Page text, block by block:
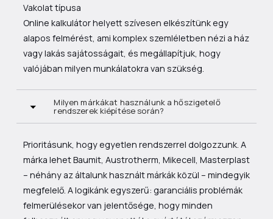
Vakolat típusa
Online kalkulátor helyett szívesen elkészítünk egy
alapos felmérést, ami komplex szemléletben nézi a ház
vagy lakás sajátosságait, és megállapítjuk, hogy
valójában milyen munkálatokra van szükség.
Milyen márkákat használunk a hőszigetelő
rendszerek kiépítése során?
Prioritásunk, hogy egyetlen rendszerrel dolgozzunk. A
márka lehet Baumit, Austrotherm, Mikecell, Masterplast
– néhány az általunk használt márkák közül – mindegyik
megfelelő. A logikánk egyszerű: garanciális problémák
felmerülésekor van jelentősége, hogy minden